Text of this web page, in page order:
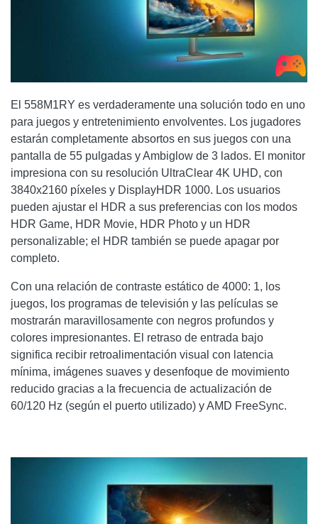
El 558M1RY es verdaderamente una solución todo en uno
para juegos y entretenimiento envolventes. Los jugadores
estarán completamente absortos en sus juegos con una
pantalla de 55 pulgadas y Ambiglow de 3 lados. El monitor
impresiona con su resolución UltraClear 4K UHD, con
3840x2160 píxeles y DisplayHDR 1000. Los usuarios
pueden ajustar el HDR a sus preferencias con los modos
HDR Game, HDR Movie, HDR Photo y un HDR
personalizable; el HDR también se puede apagar por
completo.
Con una relación de contraste estático de 4000: 1, los
juegos, los programas de televisión y las películas se
mostrarán maravillosamente con negros profundos y
colores impresionantes. El retraso de entrada bajo
significa recibir retroalimentación visual con latencia
mínima, imágenes suaves y desenfoque de movimiento
reducido gracias a la frecuencia de actualización de
60/120 Hz (según el puerto utilizado) y AMD FreeSync.